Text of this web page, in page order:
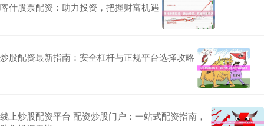
喀什股票配资：助力投资，把握财富机遇
炒股配资最新指南：安全杠杆与正规平台选择攻略
线上炒股配资平台 配资炒股门户：一站式配资指南，